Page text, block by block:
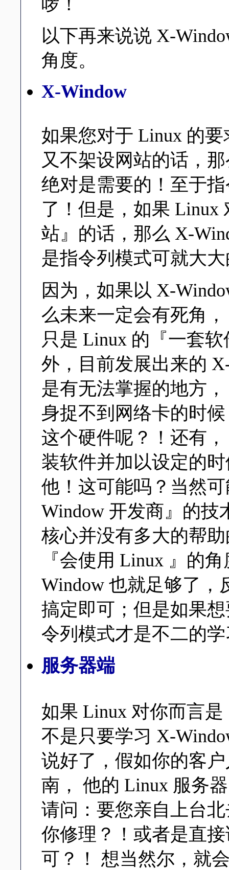
以下再来说说 X-
角度。
X-Window
如果您对于 Linux 的
又不架设网站的话，
绝对是需要的！至于
了！但是，如果 Linux
站』的话，那么 X-
是指令列模式可就大
因为，如果以 X-
么未来一定会有死角
只是 Linux 的『一套
外，目前发展出来的
是有无法掌握的地方
身捉不到网络卡的时
这个硬件呢？！还有
装软件并加以设定的
他！这可能吗？当然
Window 开发商』的技
核心并没有多大的帮
『会使用 Linux 』的
Window 也就足够了
搞定即可；但是如果
令列模式才是不二的
服务器端
如果 Linux 对你而言
不是只要学习 X-
说好了，假如你的客
南， 他的 Linux 服务
请问：要您亲自上台
你修理？！或者是直
可？！ 想当然尔，就